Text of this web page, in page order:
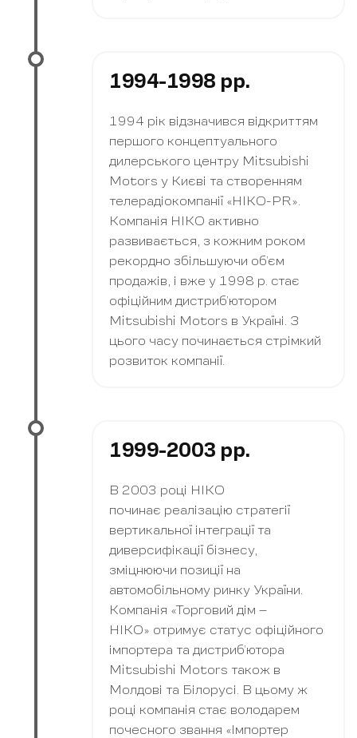
1994-1998 рр.
1994 рік відзначився відкриттям
першого концептуального
дилерського центру Mitsubishi
Motors у Києві та створенням
телерадіокомпанії «НІКО-PR».
Компанія НІКО активно
развивається, з кожним роком
рекордно збільшуючи об’єм
продажів, і вже у 1998 р. стає
офіційним дистриб’ютором
Mitsubishi Motors в Україні. З
цього часу починається стрімкий
розвиток компанії.
1999-2003 рр.
В 2003 році НІКО
починає реалізацію стратегії
вертикальної інтеграції та
диверсифікації бізнесу,
зміцнюючи позиції на
автомобільному ринку України.
Компанія «Торговий дім –
НІКО» отримує статус офіційного
імпортера та дистриб’ютора
Mitsubishi Motors також в
Молдові та Білорусі. В цьому ж
році компанія стає володарем
почесного звання «Імпортер